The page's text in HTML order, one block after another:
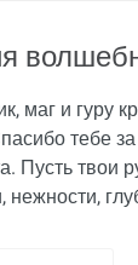
маг и гуру
тебе
Пусть твои